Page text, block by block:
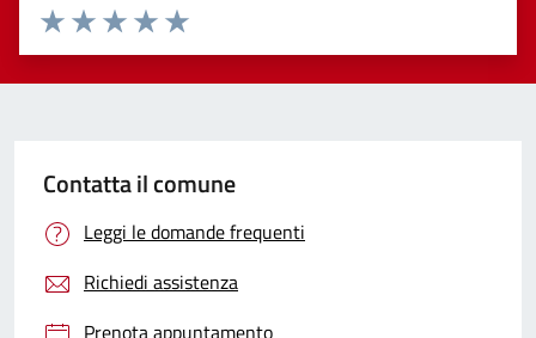
Valuta 5 stelle su 5
Valuta 4 stelle su 5
Valuta 3 stelle su 5
Valuta 2 stelle su 5
Valuta 1 stelle su 5
Contatta il comune
Leggi le domande frequenti
Richiedi assistenza
Prenota appuntamento